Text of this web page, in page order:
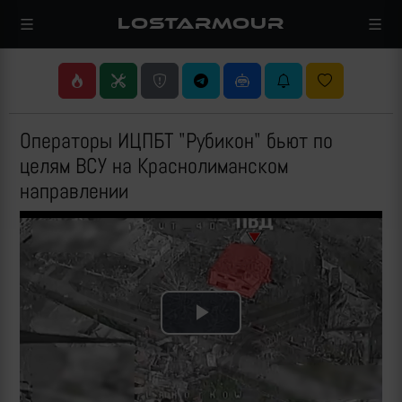
LOSTARMOUR
Операторы ИЦПБТ "Рубикон" бьют по
целям ВСУ на Краснолиманском
направлении
Play
Video